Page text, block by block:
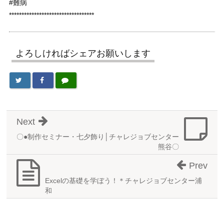
#難病
**********************************
よろしければシェアお願いします
〇●制作セミナー・七夕飾り│チャレジョブセンター
熊谷〇
Next
Excelの基礎を学ぼう！＊チャレジョブセンター浦
和
Prev